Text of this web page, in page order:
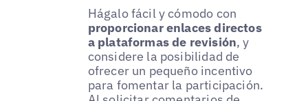
Hágalo fácil y cómodo con
proporcionar enlaces directos
a plataformas de revisión, y
considere la posibilidad de
ofrecer un pequeño incentivo
para fomentar la participación.